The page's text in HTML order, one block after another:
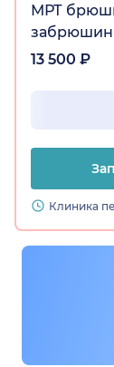
МРТ
13 500 ₽
Клиника